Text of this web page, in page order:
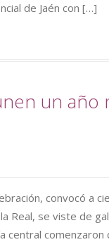
de Jaén con […]
un año
convocó a
Real, se viste de
central